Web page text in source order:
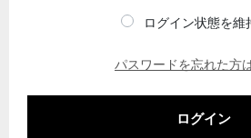
ログイン状態を維
パスワードを忘れた方
ログイン